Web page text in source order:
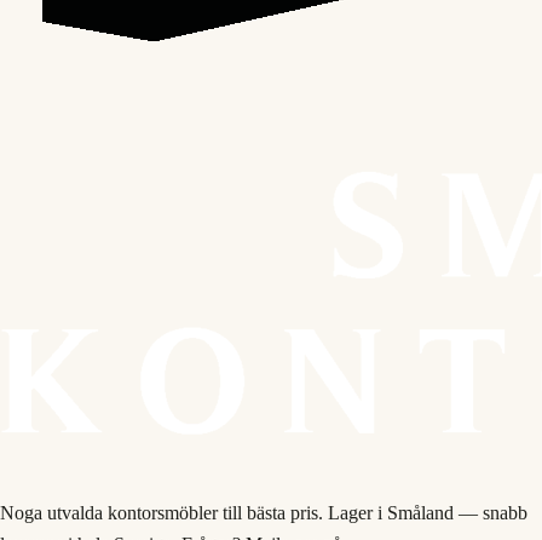
Noga utvalda kontorsmöbler till bästa pris. Lager i Småland — snabb